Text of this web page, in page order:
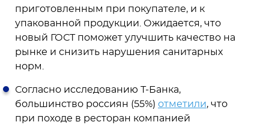
приготовленным при покупателе, и к
упакованной продукции. Ожидается, что
новый ГОСТ поможет улучшить качество на
рынке и снизить нарушения санитарных
норм.
Согласно исследованию Т-Банка,
большинство россиян (55%) отметили, что
при походе в ресторан компанией